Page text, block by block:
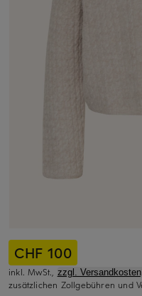
CHF 100
inkl. MwSt., zzgl.
zusätzlichen Zollgebühren und